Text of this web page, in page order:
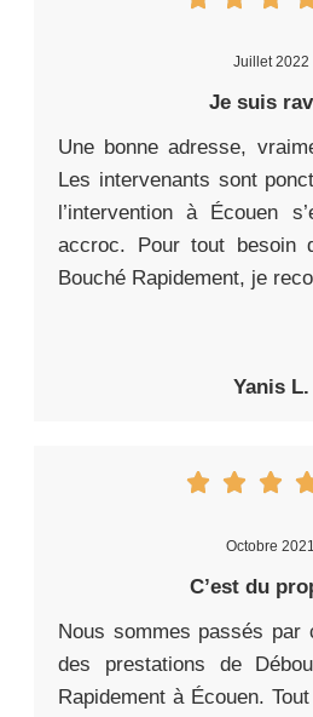
Juillet 2022
Je suis
Une bonne adresse,
Les intervenants sont
l’intervention à Écouen
accroc. Pour tout besoin
Bouché Rapidement, je
Yanis L.
Octobre 2021
C’est du
Nous sommes passés par
des prestations de
Rapidement à Écouen.